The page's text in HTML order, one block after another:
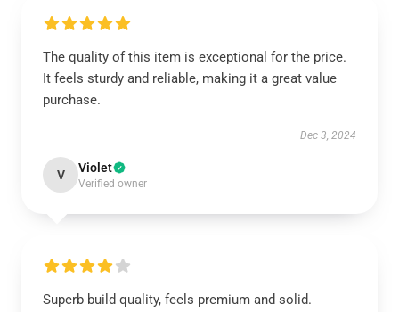
The quality of this item is exceptional for the price.
It feels sturdy and reliable, making it a great value
purchase.
Dec 3, 2024
V Violet
Verified owner
Superb build quality, feels premium and solid.